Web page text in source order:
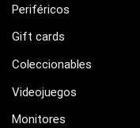
Periféricos
Gift cards
Coleccionables
Videojuegos
Monitores